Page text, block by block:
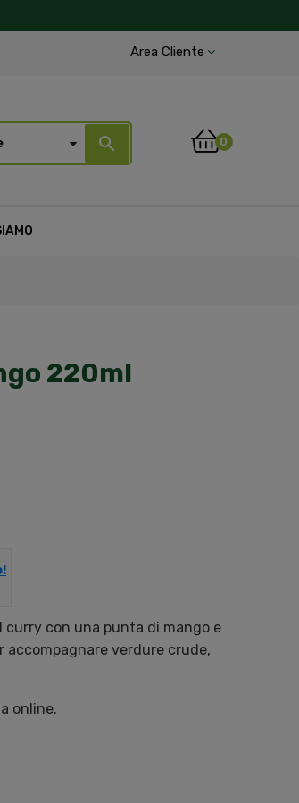
Area Cliente
search 0
220ml
curry con una punta di mango e
accompagnare verdure crude,
online.